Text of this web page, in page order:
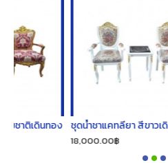
อง ชุดน้ำชาแคทลียา สีขาวเดินทอง
18,000.00฿